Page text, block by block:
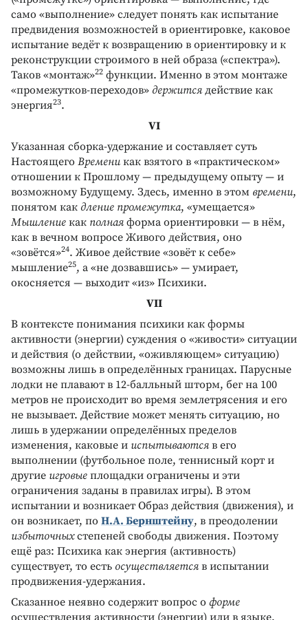
само «выполнение» следует понять как испытание
предвидения возможностей в ориентировке, каковое
испытание ведёт к возвращению в ориентировку и к
реконструкции строимого в ней образа («спектра»).
Таков «монтаж»22 функции. Именно в этом монтаже
«промежутков-переходов» держится действие как
энергия23.
VI
Указанная сборка-удержание и составляет суть
Настоящего Временикак взятого в «практическом»
отношении к Прошлому — предыдущему опыту — и
возможному Будущему. Здесь, именно в этом времени,
понятом как дление промежутка, «умещается»
Мышление как полная форма ориентировки — в нём,
как в вечном вопросе Живого действия, оно
«зовётся»24. Живое действие «зовёт к себе»
мышление25, а «не дозвавшись» — умирает,
окосняется — выходит «из» Психики.
VII
В контексте понимания психики как формы
активности (энергии) суждения о «живости» ситуации
и действия (о действии, «оживляющем» ситуацию)
возможны лишь в определённых границах. Парусные
лодки не плавают в 12-балльный шторм, бег на 100
метров не происходит во время землетрясения и его
не вызывает. Действие может менять ситуацию, но
лишь в удержании определённых пределов
изменения, каковые и испытываются в его
выполнении (футбольное поле, теннисный корт и
другие игровые площадки ограничены и эти
ограничения заданы в правилах игры). В этом
испытании и возникает Образ действия (движения), и
он возникает, по Н.А. Бернштейну, в преодолении
избыточныхстепеней свободы движения. Поэтому
ещё раз: Психика как энергия (активность)
существует, то есть осуществляется в испытании
продвижения-удержания.
Сказанное неявно содержит вопрос о форме
осуществления активности (энергии) или в языке,